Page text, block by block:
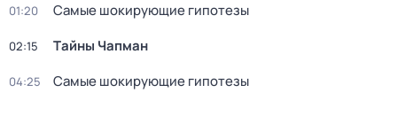
01:20 Самые шoкиpующие гипотезы
02:15 Тaйны Чапман
04:25 Самые шoкиpующие гипотезы